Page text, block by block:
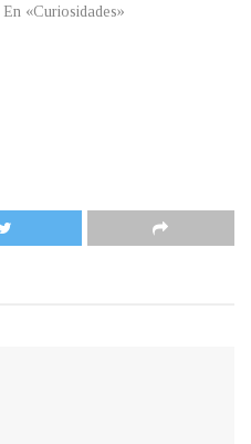
En «Curiosidades»